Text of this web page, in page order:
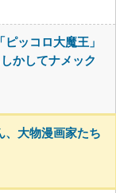
ッコロ大魔王」
かしてナメック
、大物漫画家たち